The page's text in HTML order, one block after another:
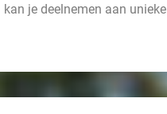
je deelnemen aan unieke